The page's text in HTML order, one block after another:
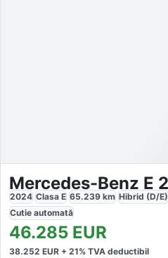
2024 Clasa E 65.239 km Hibrid (D/E)
Cutie automată
46.285 EUR
38.252 EUR + 21% TVA deductibil